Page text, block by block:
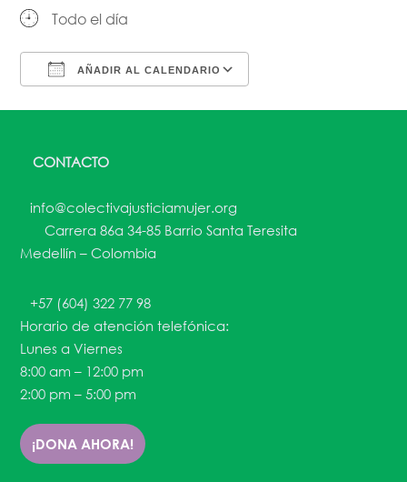
Todo el día
AÑADIR AL CALENDARIO
CONTACTO
info@colectivajusticiamujer.org
Carrera 86a 34-85 Barrio Santa Teresita
Medellín – Colombia
+57 (604) 322 77 98
Horario de atención telefónica:
Lunes a Viernes
8:00 am – 12:00 pm
2:00 pm – 5:00 pm
¡DONA AHORA!